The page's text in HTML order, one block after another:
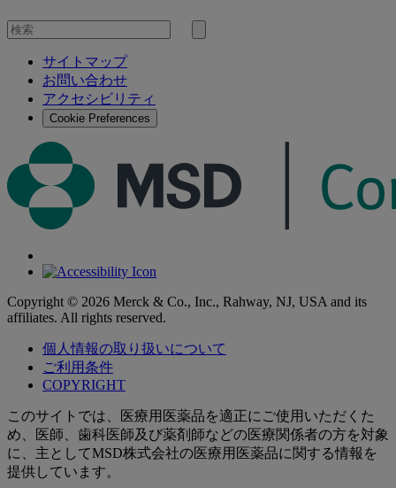
を
検
サイトマップ
お問い合わせ
アクセシビリティ
Cookie Preferences
Copyright © 2026 Merck & Co., Inc., Rahway, NJ, USA and its
affiliates. All rights reserved.
個人情報の取り扱いについて
ご利用条件
COPYRIGHT
このサイトでは、医療用医薬品を適正にご使用いただくた
め、医師、歯科医師及び薬剤師などの医療関係者の方を対象
に、主としてMSD株式会社の医療用医薬品に関する情報を
提供しています。